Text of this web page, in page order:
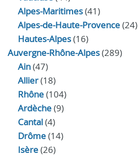
Alpes-Maritimes(41)
Alpes-de-Haute-Provence(24)
Hautes-Alpes(16)
Auvergne-Rhône-Alpes(289)
Ain(47)
Allier(18)
Rhône(104)
Ardèche(9)
Cantal(4)
Drôme(14)
Isère(26)